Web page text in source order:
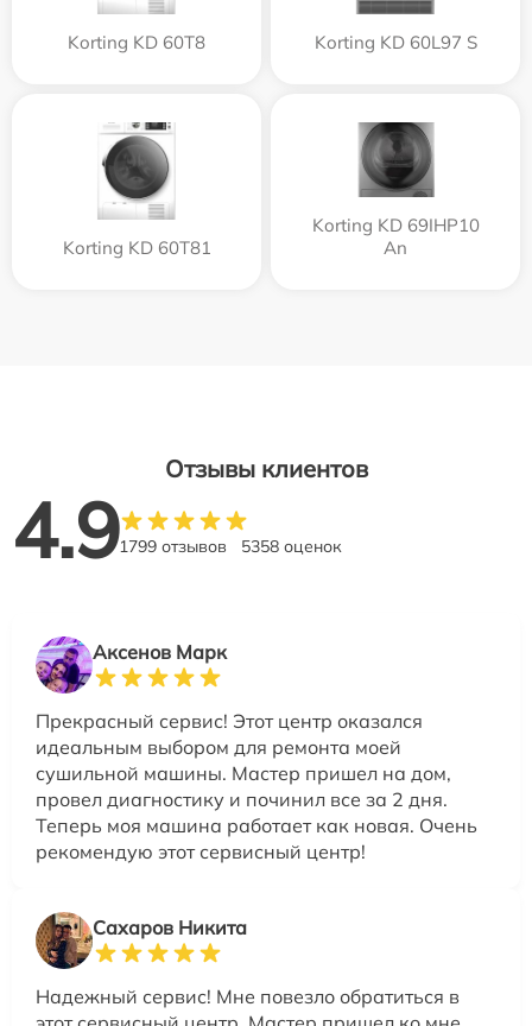
Korting KD 60T8 Korting KD 60L97 S
Korting KD 60T81
Korting KD 69IHP10
An
Отзывы клиентов
4.91799 отзывов 5358 оценок
Аксенов Марк
Прекрасный сервис! Этот центр оказался
идеальным выбором для ремонта моей
сушильной машины. Мастер пришел на дом,
провел диагностику и починил все за 2 дня.
Теперь моя машина работает как новая. Очень
рекомендую этот сервисный центр!
Сахаров Никита
Надежный сервис! Мне повезло обратиться в